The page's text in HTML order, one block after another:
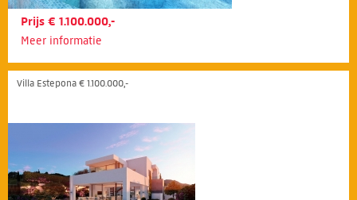
Prijs € 1.100.000,-
Meer informatie
Villa Estepona € 1.100.000,-